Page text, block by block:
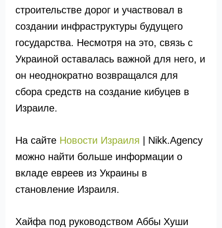
строительстве дорог и участвовал в
создании инфраструктуры будущего
государства. Несмотря на это, связь с
Украиной оставалась важной для него, и
он неоднократно возвращался для
сбора средств на создание кибуцев в
Израиле.
На сайте Новости Израиля | Nikk.Agency
можно найти больше информации о
вкладе евреев из Украины в
становление Израиля.
Хайфа под руководством Аббы Хуши